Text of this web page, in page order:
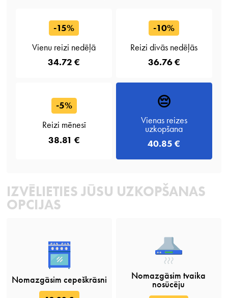
-15%
Vienu reizi nedēļā
34.72 €
-10%
Reizi divās nedēļās
36.76 €
-5%
Reizi mēnesī
38.81 €
😔
Vienas reizes
uzkopšana
40.85 €
IZVĒLIETIES JŪSU UZKOPŠANAS
OPCIJAS
Nomazgāsim cepeškrāsni Nomazgāsim tvaika
nosūcēju